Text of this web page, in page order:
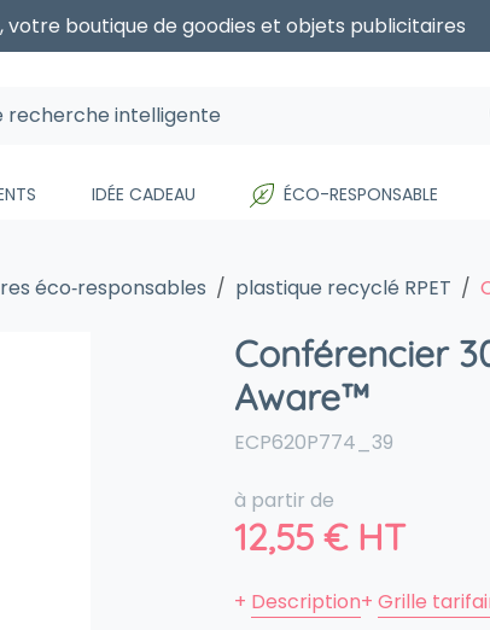
votre boutique de goodies et objets publicitaires
IDÉE CADEAU ÉCO-RESPONSABLE
éco‑responsables plastique recyclé RPET
Conférencier
Aware™
ECP620P774_39
à partir de
12,55 €HT
+ Description+ Grille